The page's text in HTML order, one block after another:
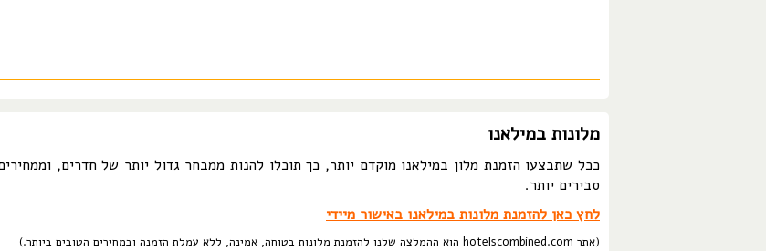
מלונות במילאנו
ככל שתבצעו הזמנת מלון במילאנו מוקדם יותר, כך תוכלו להנות ממבחר גדול יותר של חדרים,
סבירים יותר.
לחץ כאן להזמנת מלונות במילאנו באישור מיידי
(אתר hotelscombined.com הוא ההמלצה שלנו להזמנת מלונות בטוחה, אמינה, ללא עמלת הזמנה ובמחירים הטובים ביותר.)